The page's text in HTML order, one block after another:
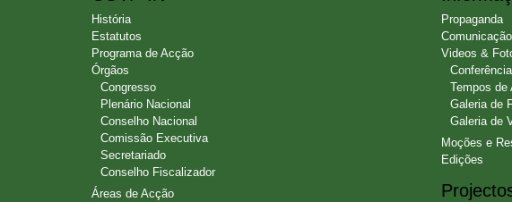
História
Estatutos
Programa de Acção
Órgãos
Congresso
Plenário Nacional
Conselho Nacional
Comissão Executiva
Secretariado
Conselho Fiscalizador
Áreas de Acção
Propaganda
Videos &
Tempos de
Galeria de
Galeria de
Moções e
Edições